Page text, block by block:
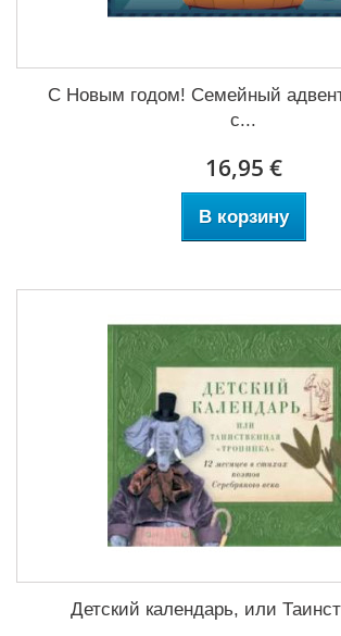
С Новым годом! Семейный
с...
16,95 €
В корзину
Детский календарь, или